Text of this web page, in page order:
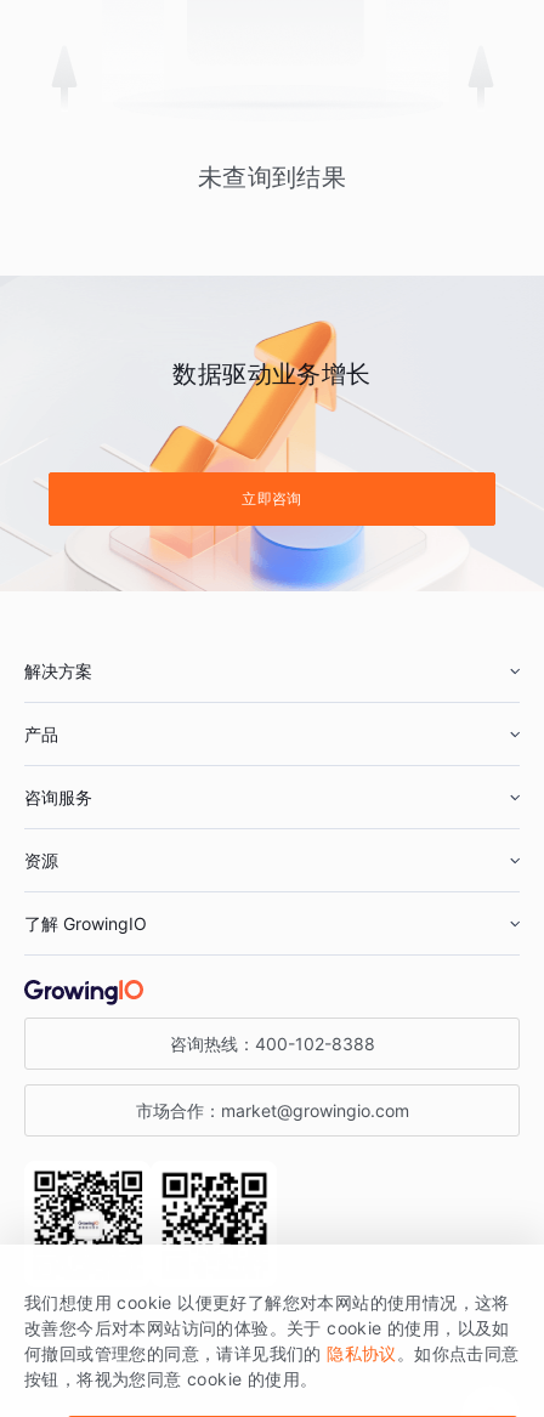
未查询到结果
数据驱动业务增长
立即咨询
解决方案
鞋服行业
汽车行业
金融行业
产品
智能运营
获客分析
咨询服务
资源
增长公开课
增长博客
开发者文档
SDK 文档
场景指南
了解 GrowingIO
关于 GrowingIO
增长大会
行业活动
咨询热线： 400-102-8388
市场合作： market@growingio.com
关注公众号 获取更多干货
GrowingIO 是专注于数据智能分析与增长的品牌，核心平台为 GrowingIO
分析云。
我们想使用 cookie 以便更好了解您对本网站的使用情况，这将
改善您今后对本网站访问的体验。关于 cookie 的使用，以及如
何撤回或管理您的同意，请详见我们的 隐私协议 。如你点击同意
按钮，将视为您同意 cookie 的使用。